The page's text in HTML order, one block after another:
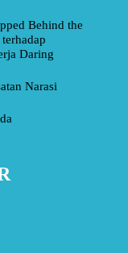
Behind the
Daring
Narasi